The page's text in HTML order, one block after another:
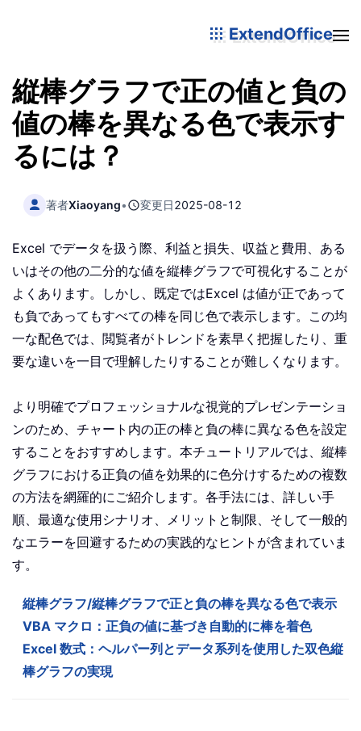
ExtendOffice
縦棒グラフで正の値と負の
値の棒を異なる色で表示す
るには？
著者Xiaoyang• 変更日2025-08-12
Excel でデータを扱う際、利益と損失、収益と費用、ある
いはその他の二分的な値を縦棒グラフで可視化することが
よくあります。しかし、既定ではExcel は値が正であって
も負であってもすべての棒を同じ色で表示します。この均
一な配色では、閲覧者がトレンドを素早く把握したり、重
要な違いを一目で理解したりすることが難しくなります。
より明確でプロフェッショナルな視覚的プレゼンテーショ
ンのため、チャート内の正の棒と負の棒に異なる色を設定
することをおすすめします。本チュートリアルでは、縦棒
グラフにおける正負の値を効果的に色分けするための複数
の方法を網羅的にご紹介します。各手法には、詳しい手
順、最適な使用シナリオ、メリットと制限、そして一般的
なエラーを回避するための実践的なヒントが含まれていま
す。
縦棒グラフ/縦棒グラフで正と負の棒を異なる色で表示
VBA マクロ：正負の値に基づき自動的に棒を着色
Excel 数式：ヘルパー列とデータ系列を使用した双色縦
棒グラフの実現